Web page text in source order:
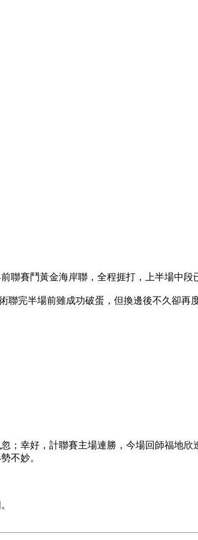
賽鬥黃金海岸聯，全程捱打，上半場中段
完半場前雖成功破蛋，但換邊後不久卻再
；幸好，計聯賽主場連勝，今場回師福地
不妙。